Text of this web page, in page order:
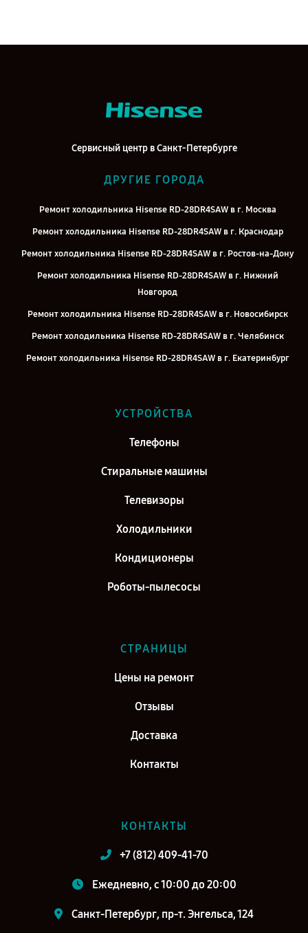
Сервисный центр в Санкт-Петербурге
ДРУГИЕ ГОРОДА
Ремонт холодильника Hisense RD-28DR4SAW в г. Москва
Ремонт холодильника Hisense RD-28DR4SAW в г. Краснодар
Ремонт холодильника Hisense RD-28DR4SAW в г. Ростов-на-Дону
Ремонт холодильника Hisense RD-28DR4SAW в г. Нижний
Новгород
Ремонт холодильника Hisense RD-28DR4SAW в г. Новосибирск
Ремонт холодильника Hisense RD-28DR4SAW в г. Челябинск
Ремонт холодильника Hisense RD-28DR4SAW в г. Екатеринбург
Ремонт холодильника Hisense RD-28DR4SAW в г. Самара
Ремонт холодильника Hisense RD-28DR4SAW в г. Киров
УСТРОЙСТВА
Телефоны
Стиральные машины
Телевизоры
Холодильники
Кондиционеры
Роботы-пылесосы
СТРАНИЦЫ
Цены на ремонт
Отзывы
Доставка
Контакты
КОНТАКТЫ
+7 (812) 409-41-70
Ежедневно, с 10:00 до 20:00
Санкт-Петербург, пр-т. Энгельса, 124